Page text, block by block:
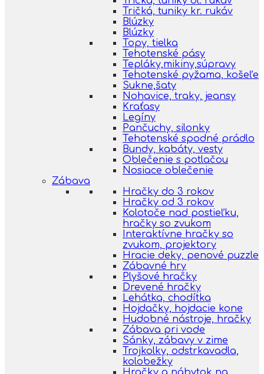
Tričká, tuniky kr. rukáv
Blúzky
Blúzky
Topy, tielka
Tehotenské pásy
Tepláky,mikiny,súpravy
Tehotenské pyžama, košeľe
Sukne,šaty
Nohavice, traky, jeansy
Kraťasy
Legíny
Pančuchy, silonky
Tehotenské spodné prádlo
Bundy, kabáty, vesty
Oblečenie s potlačou
Nosiace oblečenie
Zábava
Hračky do 3 rokov
Hračky od 3 rokov
Kolotoče nad postieľku,
hračky so zvukom
Interaktívne hračky so
zvukom, projektory
Hracie deky, penové puzzle
Zábavné hry
Plyšové hračky
Drevené hračky
Lehátka, chodítka
Hojdačky, hojdacie kone
Hudobné nástroje, hračky
Zábava pri vode
Sánky, zábavy v zime
Trojkolky, odstrkavadla,
kolobežky